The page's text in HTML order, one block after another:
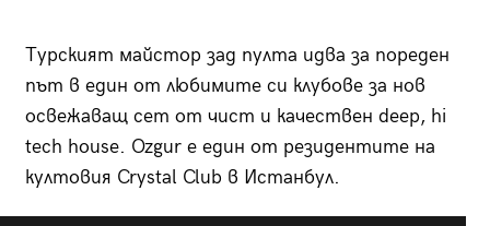
Турският майстор зад пулта идва за пореден
път в един от любимите си клубове за нов
освежаващ сет от чист и качествен deep, hi
tech house. Ozgur е един от резидентите на
култовия Crystal Club в Истанбул.